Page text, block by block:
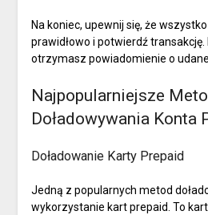
Na koniec, upewnij się, że
prawidłowo i potwierdź transakcję.
otrzymasz powiadomienie o
Najpopularniejsze
Doładowywania Konta
Doładowanie Karty Prepaid
Jedną z popularnych metod
wykorzystanie kart prepaid. To